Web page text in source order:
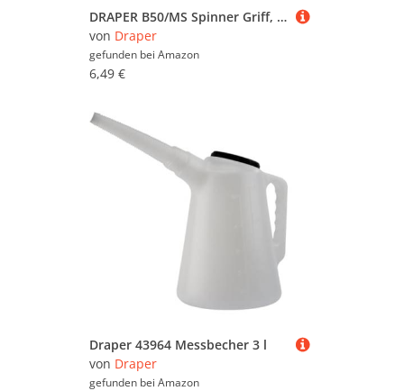
DRAPER B50/MS Spinner Griff, blau, 1/4-Zoll Vierkantantrieb
von Draper
gefunden bei Amazon
6,49 €
Draper 43964 Messbecher 3 l
von Draper
gefunden bei Amazon